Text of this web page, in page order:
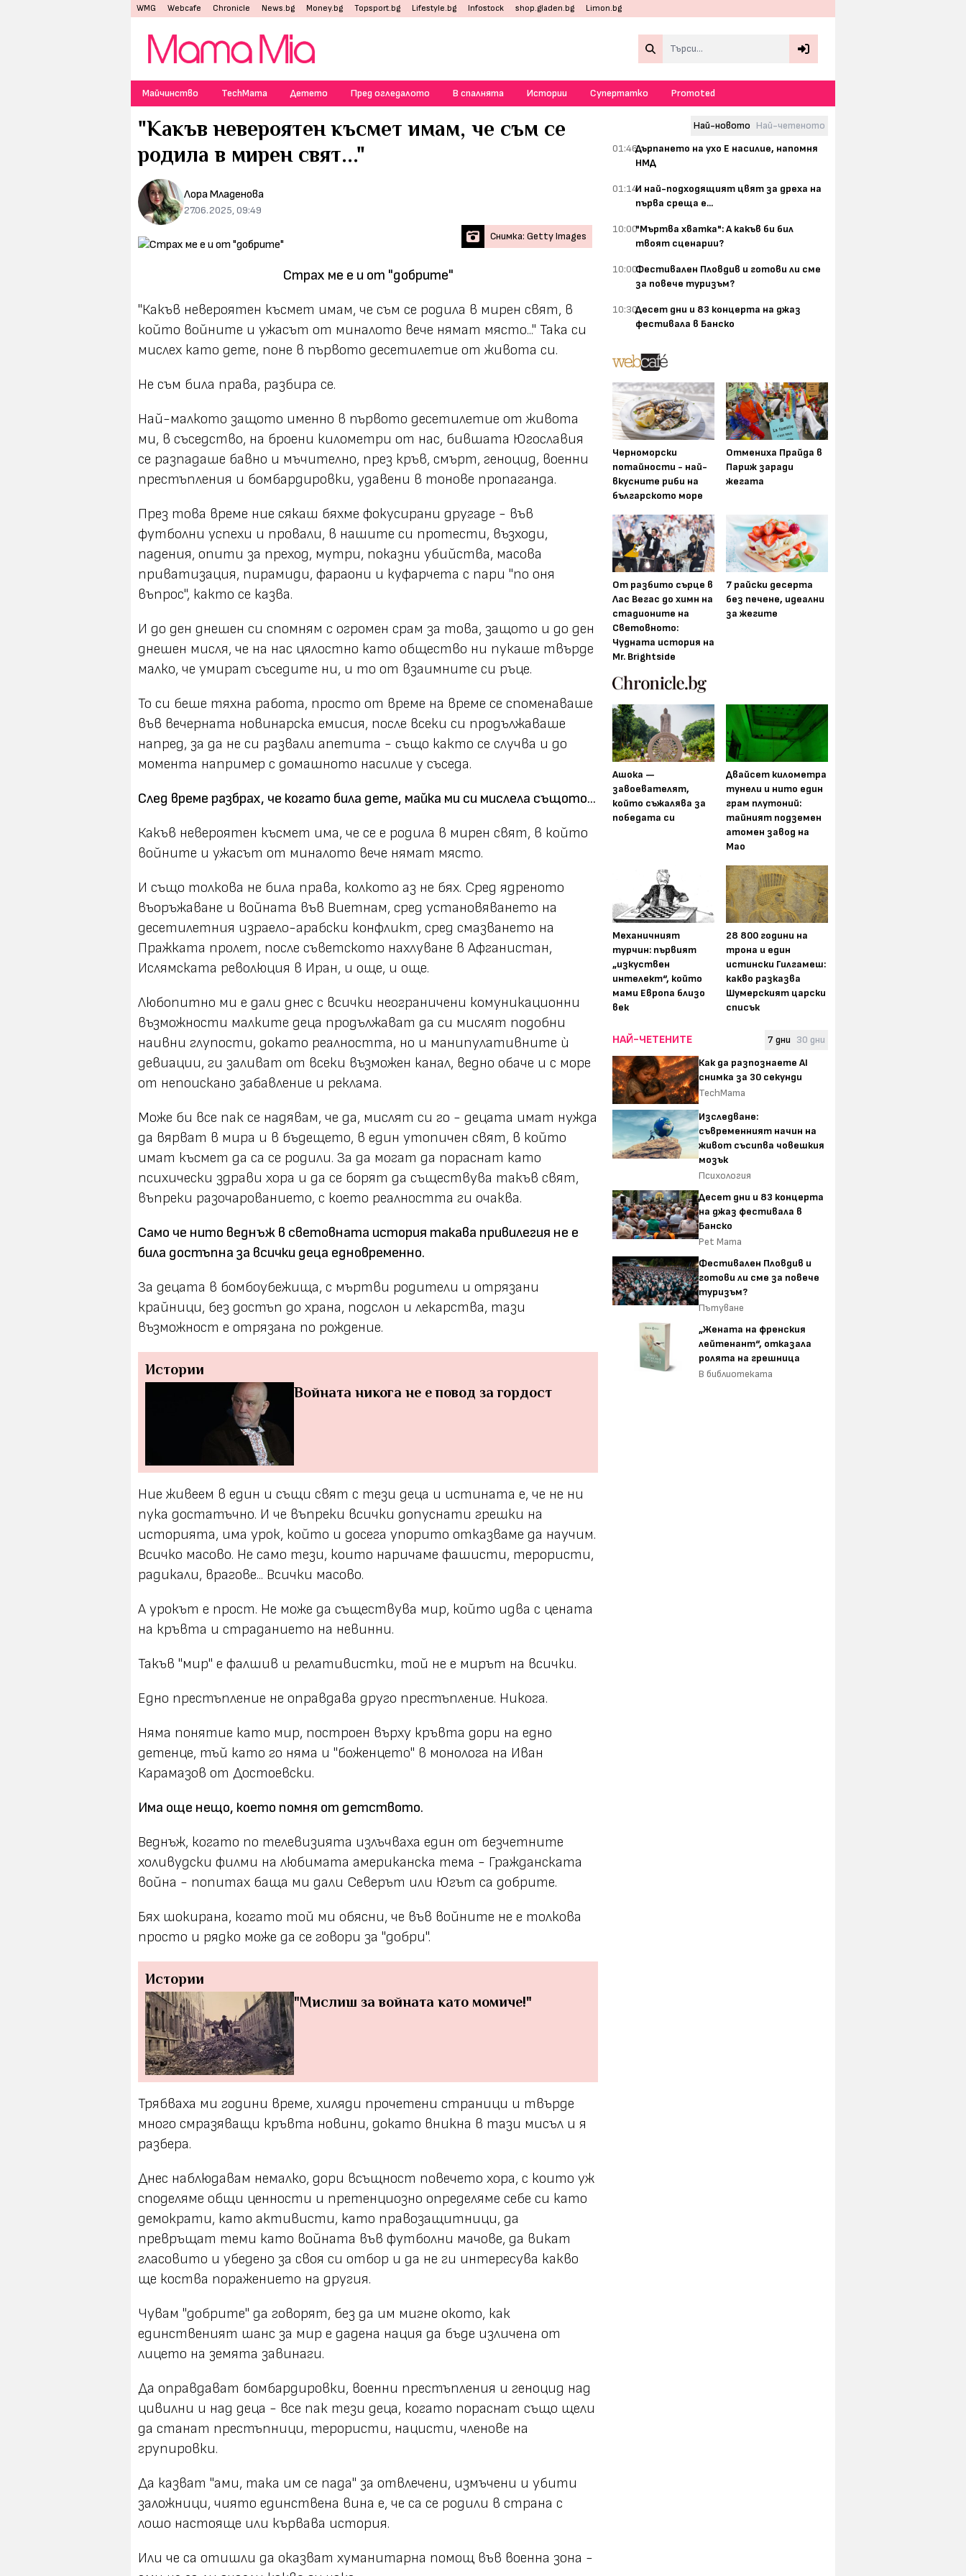
WMG Webcafe Chronicle News.bg Money.bg Topsport.bg Lifestyle.bg Infostock shop.gladen.bg Limon.bg
Майчинство TechMama Детето Пред огледалото В спалнята Истории Супертатко Promoted
"Какъв невероятен късмет имам, че съм се
родила в мирен свят..."
Лора Младенова
27.06.2025, 09:49
Снимка: Getty Images
Страх ме е и от "добрите"
"Какъв невероятен късмет имам, че съм се родила в мирен свят, в
който войните и ужасът от миналото вече нямат място..." Така си
мислех като дете, поне в първото десетилетие от живота си.
Не съм била права, разбира се.
Най-малкото защото именно в първото десетилетие от живота
ми, в съседство, на броени километри от нас, бившата Югославия
се разпадаше бавно и мъчително, през кръв, смърт, геноцид, военни
престъпления и бомбардировки, удавени в тонове пропаганда.
През това време ние сякаш бяхме фокусирани другаде - във
футболни успехи и провали, в нашите си протести, възходи,
падения, опити за преход, мутри, показни убийства, масова
приватизация, пирамиди, фараони и куфарчета с пари "по оня
въпрос", както се казва.
И до ден днешен си спомням с огромен срам за това, защото и до ден
днешен мисля, че на нас цялостно като общество ни пукаше твърде
малко, че умират съседите ни, и то от взаимните си ръце.
То си беше тяхна работа, просто от време на време се споменаваше
във вечерната новинарска емисия, после всеки си продължаваше
напред, за да не си развали апетита - също както се случва и до
момента например с домашното насилие у съседа.
След време разбрах, че когато била дете, майка ми си мислела същото...
Какъв невероятен късмет има, че се е родила в мирен свят, в който
войните и ужасът от миналото вече нямат място.
И също толкова не била права, колкото аз не бях. Сред ядреното
въоръжаване и войната във Виетнам, сред установяването на
десетилетния израело-арабски конфликт, сред смазването на
Пражката пролет, после съветското нахлуване в Афганистан,
Ислямската революция в Иран, и още, и още.
Любопитно ми е дали днес с всички неограничени комуникационни
възможности малките деца продължават да си мислят подобни
наивни глупости, докато реалността, но и манипулативните ѝ
девиации, ги заливат от всеки възможен канал, ведно обаче и с море
от непоискано забавление и реклама.
Може би все пак се надявам, че да, мислят си го - децата имат нужда
да вярват в мира и в бъдещето, в един утопичен свят, в който
имат късмет да са се родили. За да могат да пораснат като
психически здрави хора и да се борят да съществува такъв свят,
въпреки разочарованието, с което реалността ги очаква.
Само че нито веднъж в световната история такава привилегия не е
била достъпна за всички деца едновременно.
За децата в бомбоубежища, с мъртви родители и отрязани
крайници, без достъп до храна, подслон и лекарства, тази
възможност е отрязана по рождение.
Истории
Войната никога не е повод за гордост
Ние живеем в един и същи свят с тези деца и истината е, че не ни
пука достатъчно. И че въпреки всички допуснати грешки на
историята, има урок, който и досега упорито отказваме да научим.
Всичко масово. Не само тези, които наричаме фашисти, терористи,
радикали, врагове... Всички масово.
А урокът е прост. Не може да съществува мир, който идва с цената
на кръвта и страданието на невинни.
Такъв "мир" е фалшив и релативистки, той не е мирът на всички.
Едно престъпление не оправдава друго престъпление. Никога.
Няма понятие като мир, построен върху кръвта дори на едно
детенце, тъй като го няма и "боженцето" в монолога на Иван
Карамазов от Достоевски.
Има още нещо, което помня от детството.
Веднъж, когато по телевизията излъчваха един от безчетните
холивудски филми на любимата американска тема - Гражданската
война - попитах баща ми дали Северът или Югът са добрите.
Бях шокирана, когато той ми обясни, че във войните не е толкова
просто и рядко може да се говори за "добри".
Истории
"Мислиш за войната като момиче!"
Трябваха ми години време, хиляди прочетени страници и твърде
много смразяващи кръвта новини, докато вникна в тази мисъл и я
разбера.
Днес наблюдавам немалко, дори всъщност повечето хора, с които уж
споделяме общи ценности и претенциозно определяме себе си като
демократи, като активисти, като правозащитници, да
превръщат теми като войната във футболни мачове, да викат
гласовито и убедено за своя си отбор и да не ги интересува какво
ще коства поражението на другия.
Чувам "добрите" да говорят, без да им мигне окото, как
единственият шанс за мир е дадена нация да бъде изличена от
лицето на земята завинаги.
Да оправдават бомбардировки, военни престъпления и геноцид над
цивилни и над деца - все пак тези деца, когато пораснат също щели
да станат престъпници, терористи, нацисти, членове на
групировки.
Да казват "ами, така им се пада" за отвлечени, измъчени и убити
заложници, чиято единствена вина е, че са се родили в страна с
лошо настояще или кървава история.
Или че са отишли да оказват хуманитарна помощ във военна зона -
Най-новото Най-четеното
01:46Дърпането на ухо Е насилие, напомня
НМД
01:14И най-подходящият цвят за дреха на
първа среща е...
10:00"Мъртва хватка": А какъв би бил
твоят сценарии?
10:00Фестивален Пловдив и готови ли сме
за повече туризъм?
10:30Десет дни и 83 концерта на джаз
фестивала в Банско
Черноморски
потайности - най-
вкусните риби на
българското море
Отмениха Прайда в
Париж заради
жегата
От разбито сърце в
Лас Вегас до химн на
стадионите на
Световното:
Чудната история на
Mr. Brightside
7 райски десерта
без печене, идеални
за жегите
Ашока —
завоевателят,
който съжалява за
победата си
Двайсет километра
тунели и нито един
грам плутоний:
тайният подземен
атомен завод на
Мао
Механичният
турчин: първият
„изкуствен
интелект“, който
мами Европа близо
век
28 800 години на
трона и един
истински Гилгамеш:
какво разказва
Шумерският царски
списък
НАЙ-ЧЕТЕНИТЕ 7 дни 30 дни
Как да разпознаете AI
снимка за 30 секунди
TechMama
Изследване:
съвременният начин на
живот съсипва човешкия
мозък
Психология
Десет дни и 83 концерта
на джаз фестивала в
Банско
Pet Mama
Фестивален Пловдив и
готови ли сме за повече
туризъм?
Пътуване
„Жената на френския
лейтенант“, отказала
ролята на грешница
В библиотеката